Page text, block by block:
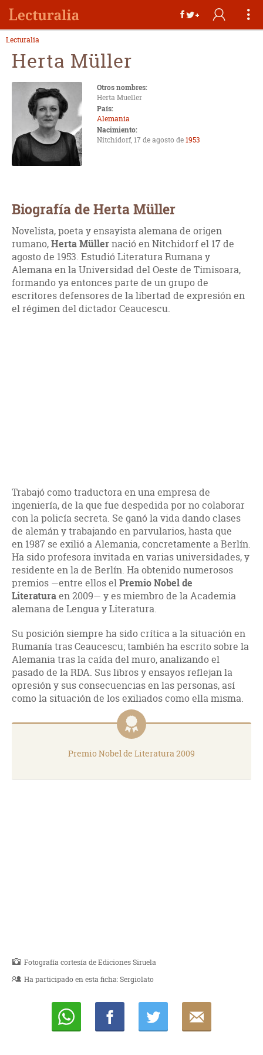
Lecturalia
Herta Müller
Otros nombres:
Herta Mueller
País:
Alemania
Nacimiento:
Nitchidorf, 17 de agosto de1953
Biografía de Herta Müller
Novelista, poeta y ensayista alemana de origen
rumano,Herta Müllernació en Nitchidorf el 17 de
agosto de 1953. Estudió Literatura Rumana y
Alemana en la Universidad del Oeste de Timisoara,
formando ya entonces parte de un grupo de
escritores defensores de la libertad de expresión en
el régimen del dictador Ceaucescu.
Trabajó como traductora en una empresa de
ingeniería, de la que fue despedida por no colaborar
con la policía secreta. Se ganó la vida dando clases
de alemán y trabajando en parvularios, hasta que
en 1987 se exilió a Alemania, concretamente a Berlín.
Ha sido profesora invitada en varias universidades, y
residente en la de Berlín. Ha obtenido numerosos
premios —entre ellos elPremio Nobel de
Literaturaen 2009— y es miembro de laAcademia
alemana de Lengua y Literatura.
Su posición siempre ha sido crítica a la situación en
Rumanía tras Ceaucescu; también ha escrito sobre la
Alemania tras la caída del muro, analizando el
pasado de la RDA. Sus libros y ensayos reflejan la
opresión y sus consecuencias en las personas, así
como la situación de los exiliados como ella misma.
Premio Nobel de Literatura 2009
Fotografía cortesía de Ediciones Siruela
Ha participado en esta ficha:Sergiolato